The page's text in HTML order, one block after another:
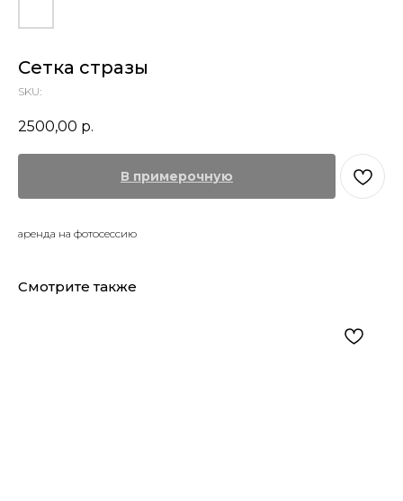
Сетка стразы
SKU:
2500,00 р.
В примерочную
аренда на фотосессию
Смотрите также